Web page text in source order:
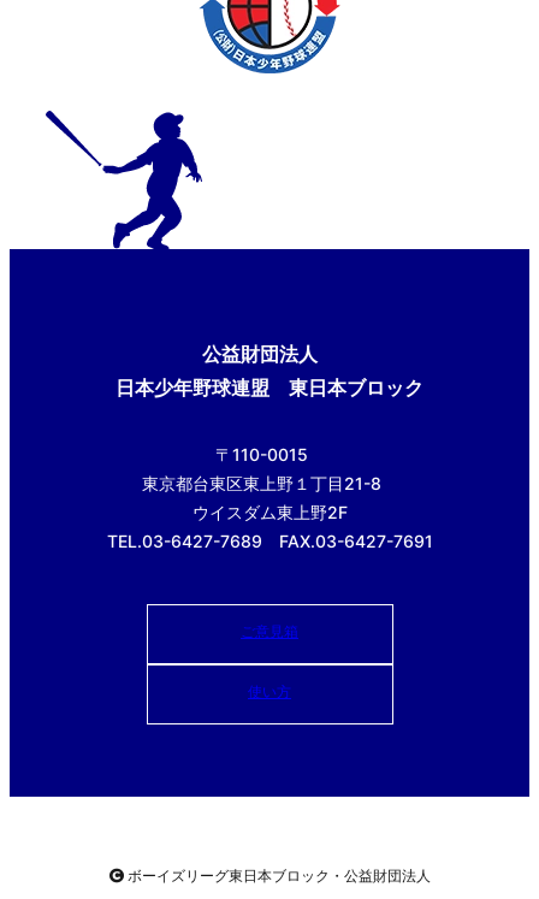
公益財団法人
日本少年野球連盟 東日本ブロック
〒110-0015
東京都台東区東上野１丁目21-8
ウイスダム東上野2F
TEL.03-6427-7689 FAX.03-6427-7691
ご意見箱
使い方
ボーイズリーグ東日本ブロック・公益財団法人